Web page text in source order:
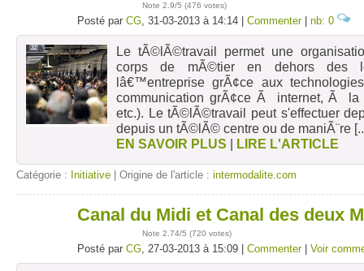
Note 2.9/5 (476 votes)
Posté par CG, 31-03-2013 à 14:14 | Commenter| nb: 0
Le tÃ©lÃ©travail permet une
corps de mÃ©tier en dehors des
lâ€™entreprise grÃ¢ce aux
communication grÃ¢ce Ã internet, Ã la
etc.). Le tÃ©lÃ©travail peut s'effectuer
depuis un tÃ©lÃ© centre ou de maniÃ¨re
EN SAVOIR PLUS | LIRE L'ARTICLE
Catégorie : Initiative | Origine de l'article : intermodalite.com
Canal du Midi et Canal des deux
Note 2.74/5 (720 votes)
Posté par CG, 27-03-2013 à 15:09 | Commenter| Voir